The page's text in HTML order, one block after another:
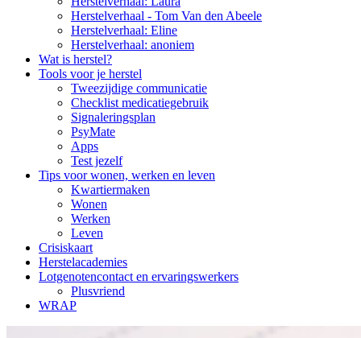
NavigationHerstelverhaal - Tom Van den Abeele
Herstelverhaal: Eline
Herstelverhaal: anoniem
Wat is herstel?
Tools voor je herstel
Tweezijdige communicatie
Checklist medicatiegebruik
Signaleringsplan
PsyMate
Apps
Test jezelf
Tips voor wonen, werken en leven
Kwartiermaken
Wonen
Werken
Leven
Crisiskaart
Herstelacademies
Lotgenotencontact en ervaringswerkers
Plusvriend
WRAP